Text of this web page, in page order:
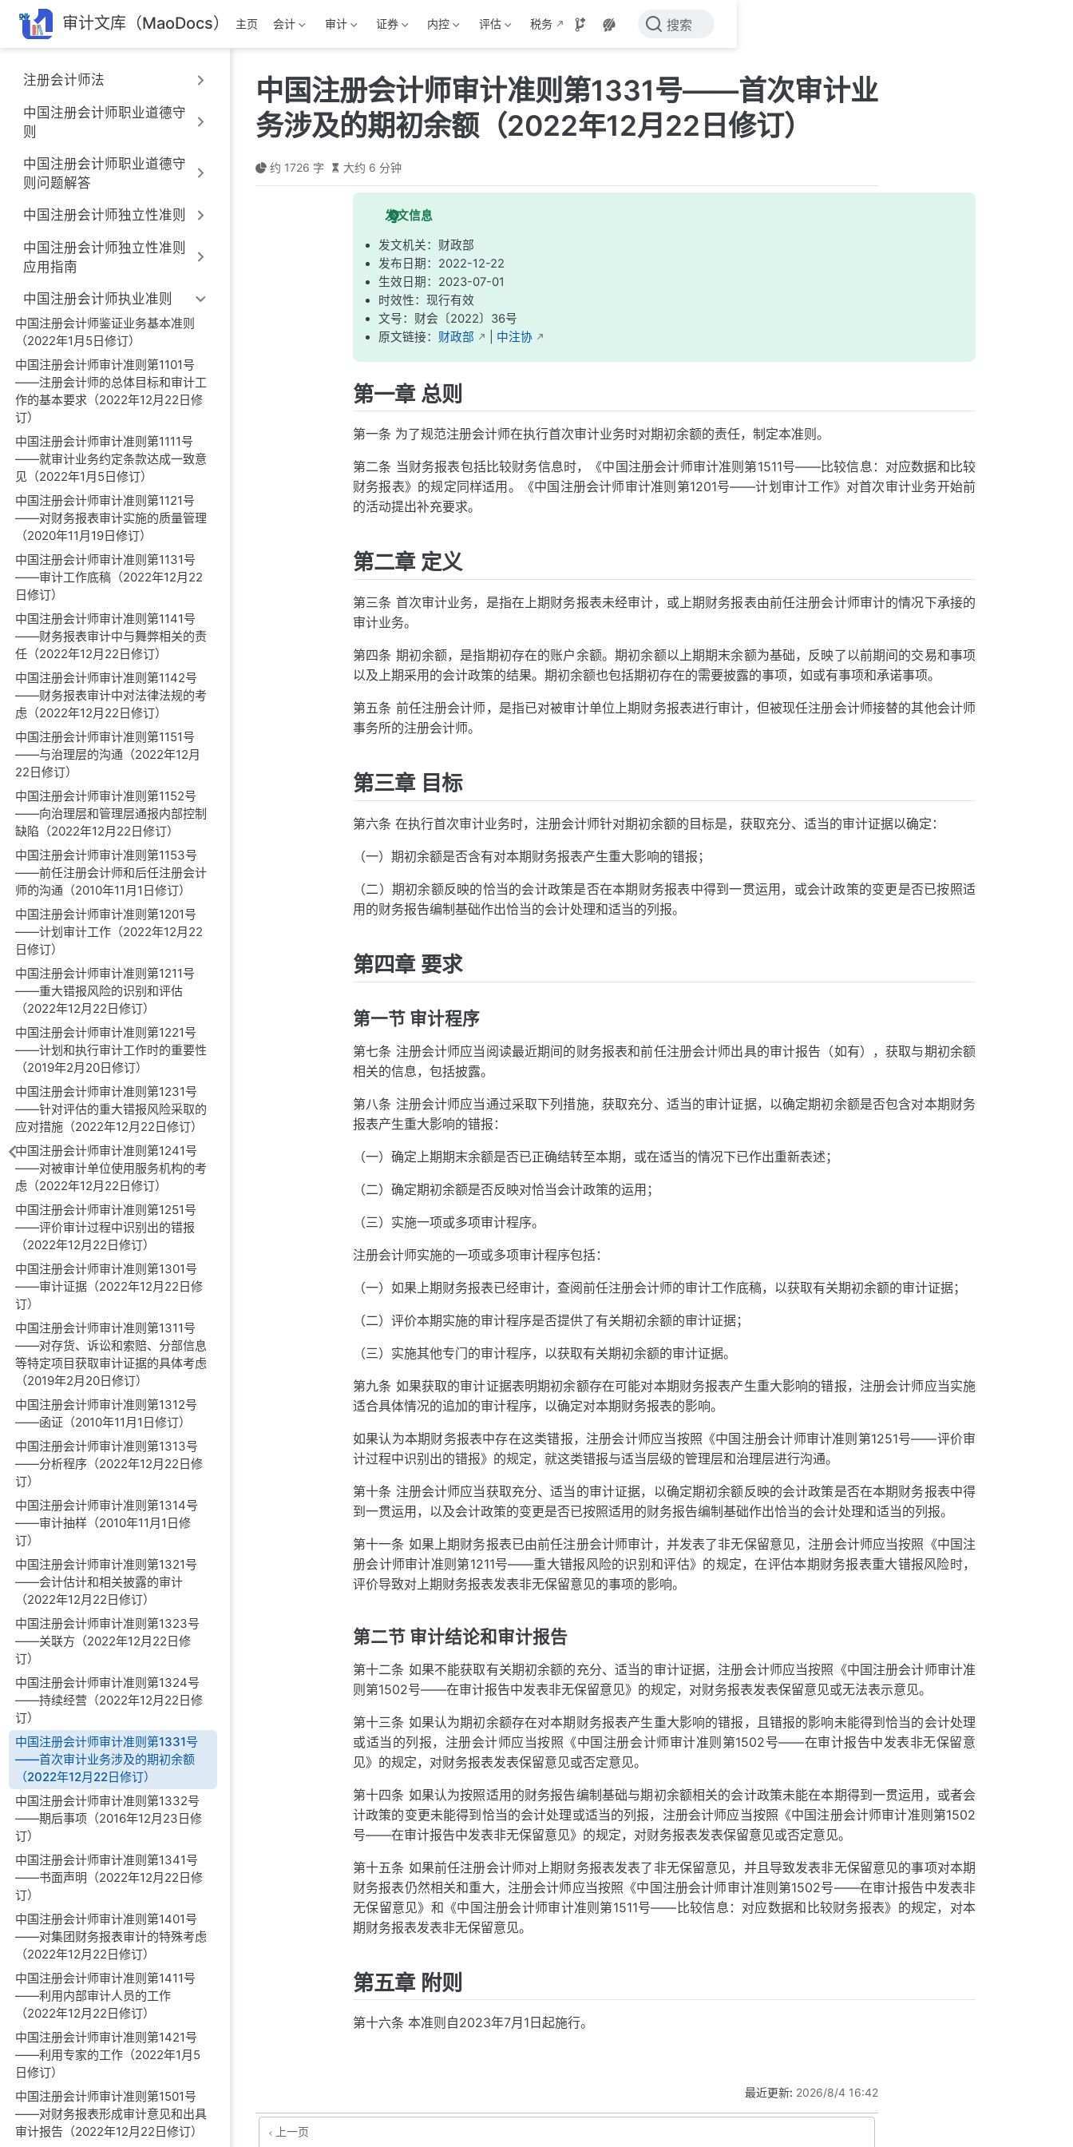
跳
至
主
要
內
容
审计文库（MaoDocs） 主页 会计 审计 证券 内控 评估 税务 搜索
注册会计师法
中国注册会计师职业道德守
则
中国注册会计师职业道德守
则问题解答
中国注册会计师独立性准则
中国注册会计师独立性准则
应用指南
中国注册会计师执业准则
中国注册会计师鉴证业务基本准则
（2022年1月5日修订）
中国注册会计师审计准则第1101号
——注册会计师的总体目标和审计工
作的基本要求（2022年12月22日修
订）
中国注册会计师审计准则第1111号
——就审计业务约定条款达成一致意
见（2022年1月5日修订）
中国注册会计师审计准则第1121号
——对财务报表审计实施的质量管理
（2020年11月19日修订）
中国注册会计师审计准则第1131号
——审计工作底稿（2022年12月22
日修订）
中国注册会计师审计准则第1141号
——财务报表审计中与舞弊相关的责
任（2022年12月22日修订）
中国注册会计师审计准则第1142号
——财务报表审计中对法律法规的考
虑（2022年12月22日修订）
中国注册会计师审计准则第1151号
——与治理层的沟通（2022年12月
22日修订）
中国注册会计师审计准则第1152号
——向治理层和管理层通报内部控制
缺陷（2022年12月22日修订）
中国注册会计师审计准则第1153号
——前任注册会计师和后任注册会计
师的沟通（2010年11月1日修订）
中国注册会计师审计准则第1201号
——计划审计工作（2022年12月22
日修订）
中国注册会计师审计准则第1211号
——重大错报风险的识别和评估
（2022年12月22日修订）
中国注册会计师审计准则第1221号
——计划和执行审计工作时的重要性
（2019年2月20日修订）
中国注册会计师审计准则第1231号
——针对评估的重大错报风险采取的
应对措施（2022年12月22日修订）
中国注册会计师审计准则第1241号
——对被审计单位使用服务机构的考
虑（2022年12月22日修订）
中国注册会计师审计准则第1251号
——评价审计过程中识别出的错报
（2022年12月22日修订）
中国注册会计师审计准则第1301号
——审计证据（2022年12月22日修
订）
中国注册会计师审计准则第1311号
——对存货、诉讼和索赔、分部信息
等特定项目获取审计证据的具体考虑
（2019年2月20日修订）
中国注册会计师审计准则第1312号
——函证（2010年11月1日修订）
中国注册会计师审计准则第1313号
——分析程序（2022年12月22日修
订）
中国注册会计师审计准则第1314号
——审计抽样（2010年11月1日修
订）
中国注册会计师审计准则第1321号
——会计估计和相关披露的审计
（2022年12月22日修订）
中国注册会计师审计准则第1323号
——关联方（2022年12月22日修
订）
中国注册会计师审计准则第1324号
——持续经营（2022年12月22日修
订）
中国注册会计师审计准则第1331号
——首次审计业务涉及的期初余额
（2022年12月22日修订）
中国注册会计师审计准则第1332号
——期后事项（2016年12月23日修
订）
中国注册会计师审计准则第1341号
——书面声明（2022年12月22日修
订）
中国注册会计师审计准则第1401号
——对集团财务报表审计的特殊考虑
（2022年12月22日修订）
中国注册会计师审计准则第1411号
——利用内部审计人员的工作
（2022年12月22日修订）
中国注册会计师审计准则第1421号
——利用专家的工作（2022年1月5
日修订）
中国注册会计师审计准则第1501号
——对财务报表形成审计意见和出具
审计报告（2022年12月22日修订）
中国注册会计师审计准则第1331号——首次审计业
务涉及的期初余额（2022年12月22日修订）
约 1726 字 大约 6 分钟
发文信息
发文机关：财政部
发布日期：2022-12-22
生效日期：2023-07-01
时效性：现行有效
文号：财会〔2022〕36号
原文链接： 财政部 中注协
第一章 总则
第一条 为了规范注册会计师在执行首次审计业务时对期初余额的责任，制定本准则。
第二条 当财务报表包括比较财务信息时，《中国注册会计师审计准则第1511号——比较信息：对应数据和比较
财务报表》的规定同样适用。《中国注册会计师审计准则第1201号——计划审计工作》对首次审计业务开始前
的活动提出补充要求。
第二章 定义
第三条 首次审计业务，是指在上期财务报表未经审计，或上期财务报表由前任注册会计师审计的情况下承接的
审计业务。
第四条 期初余额，是指期初存在的账户余额。期初余额以上期期末余额为基础，反映了以前期间的交易和事项
以及上期采用的会计政策的结果。期初余额也包括期初存在的需要披露的事项，如或有事项和承诺事项。
第五条 前任注册会计师，是指已对被审计单位上期财务报表进行审计，但被现任注册会计师接替的其他会计师
事务所的注册会计师。
第三章 目标
第六条 在执行首次审计业务时，注册会计师针对期初余额的目标是，获取充分、适当的审计证据以确定：
（一）期初余额是否含有对本期财务报表产生重大影响的错报；
（二）期初余额反映的恰当的会计政策是否在本期财务报表中得到一贯运用，或会计政策的变更是否已按照适
用的财务报告编制基础作出恰当的会计处理和适当的列报。
第四章 要求
第一节 审计程序
第七条 注册会计师应当阅读最近期间的财务报表和前任注册会计师出具的审计报告（如有），获取与期初余额
相关的信息，包括披露。
第八条 注册会计师应当通过采取下列措施，获取充分、适当的审计证据，以确定期初余额是否包含对本期财务
报表产生重大影响的错报：
（一）确定上期期末余额是否已正确结转至本期，或在适当的情况下已作出重新表述；
（二）确定期初余额是否反映对恰当会计政策的运用；
（三）实施一项或多项审计程序。
注册会计师实施的一项或多项审计程序包括：
（一）如果上期财务报表已经审计，查阅前任注册会计师的审计工作底稿，以获取有关期初余额的审计证据；
（二）评价本期实施的审计程序是否提供了有关期初余额的审计证据；
（三）实施其他专门的审计程序，以获取有关期初余额的审计证据。
第九条 如果获取的审计证据表明期初余额存在可能对本期财务报表产生重大影响的错报，注册会计师应当实施
适合具体情况的追加的审计程序，以确定对本期财务报表的影响。
如果认为本期财务报表中存在这类错报，注册会计师应当按照《中国注册会计师审计准则第1251号——评价审
计过程中识别出的错报》的规定，就这类错报与适当层级的管理层和治理层进行沟通。
第十条 注册会计师应当获取充分、适当的审计证据，以确定期初余额反映的会计政策是否在本期财务报表中得
到一贯运用，以及会计政策的变更是否已按照适用的财务报告编制基础作出恰当的会计处理和适当的列报。
第十一条 如果上期财务报表已由前任注册会计师审计，并发表了非无保留意见，注册会计师应当按照《中国注
册会计师审计准则第1211号——重大错报风险的识别和评估》的规定，在评估本期财务报表重大错报风险时，
评价导致对上期财务报表发表非无保留意见的事项的影响。
第二节 审计结论和审计报告
第十二条 如果不能获取有关期初余额的充分、适当的审计证据，注册会计师应当按照《中国注册会计师审计准
则第1502号——在审计报告中发表非无保留意见》的规定，对财务报表发表保留意见或无法表示意见。
第十三条 如果认为期初余额存在对本期财务报表产生重大影响的错报，且错报的影响未能得到恰当的会计处理
或适当的列报，注册会计师应当按照《中国注册会计师审计准则第1502号——在审计报告中发表非无保留意
见》的规定，对财务报表发表保留意见或否定意见。
第十四条 如果认为按照适用的财务报告编制基础与期初余额相关的会计政策未能在本期得到一贯运用，或者会
计政策的变更未能得到恰当的会计处理或适当的列报，注册会计师应当按照《中国注册会计师审计准则第1502
号——在审计报告中发表非无保留意见》的规定，对财务报表发表保留意见或否定意见。
第十五条 如果前任注册会计师对上期财务报表发表了非无保留意见，并且导致发表非无保留意见的事项对本期
财务报表仍然相关和重大，注册会计师应当按照《中国注册会计师审计准则第1502号——在审计报告中发表非
无保留意见》和《中国注册会计师审计准则第1511号——比较信息：对应数据和比较财务报表》的规定，对本
期财务报表发表非无保留意见。
第五章 附则
第十六条 本准则自2023年7月1日起施行。
最近更新: 2026/8/4 16:42
上一页